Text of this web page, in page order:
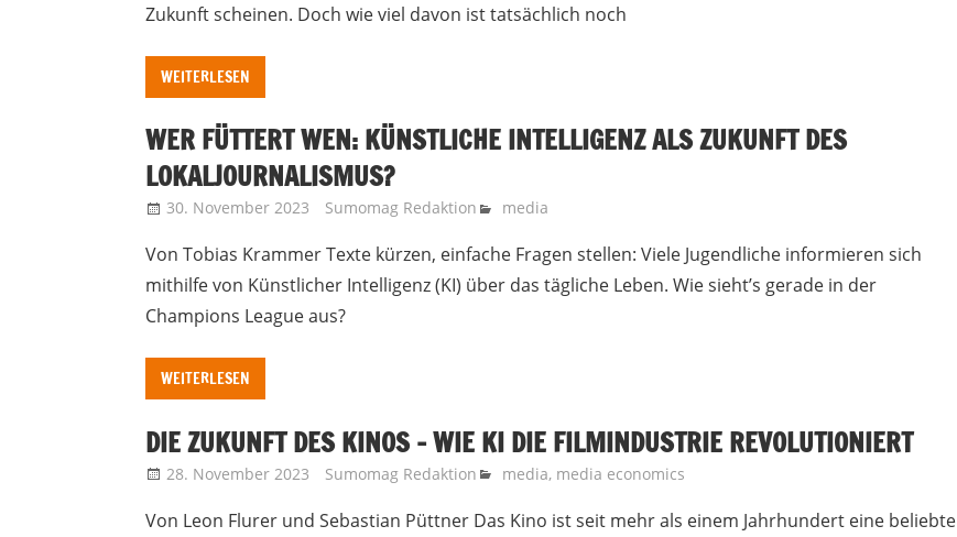
Zukunft scheinen. Doch wie viel davon ist tatsächlich noch
WEITERLESEN
WER FÜTTERT WEN: KÜNSTLICHE INTELLIGENZ ALS ZUKUNFT DES
LOKALJOURNALISMUS?
30. November 2023 Sumomag Redaktion media
Von Tobias Krammer Texte kürzen, einfache Fragen stellen: Viele Jugendliche informieren sich
mithilfe von Künstlicher Intelligenz (KI) über das tägliche Leben. Wie sieht’s gerade in der
Champions League aus?
WEITERLESEN
DIE ZUKUNFT DES KINOS – WIE KI DIE FILMINDUSTRIE REVOLUTIONIERT
28. November 2023 Sumomag Redaktion media, media economics
Von Leon Flurer und Sebastian Püttner Das Kino ist seit mehr als einem Jahrhundert eine beliebte